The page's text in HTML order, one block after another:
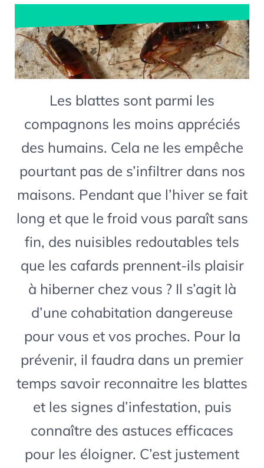
Les blattes sont parmi les
compagnons les moins appréciés
des humains. Cela ne les empêche
pourtant pas de s’infiltrer dans nos
maisons. Pendant que l’hiver se fait
long et que le froid vous paraît sans
fin, des nuisibles redoutables tels
que les cafards prennent-ils plaisir
à hiberner chez vous ? Il s’agit là
d’une cohabitation dangereuse
pour vous et vos proches. Pour la
prévenir, il faudra dans un premier
temps savoir reconnaitre les blattes
et les signes d’infestation, puis
connaître des astuces efficaces
pour les éloigner. C’est justement